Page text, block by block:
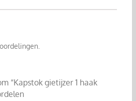
“Kapstok gietijzer 1 haak